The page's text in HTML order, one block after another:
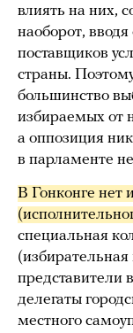
влиять на них,
наоборот,
поставщиков
страны.
большинство
избираемых от
а оппозиция
в парламенте
В Гонконге нет
специальная
представители
делегаты
местного